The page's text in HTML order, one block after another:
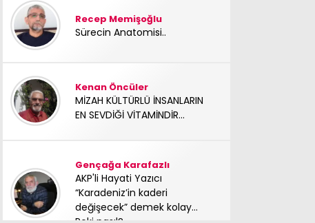
Recep Memişoğlu
Sürecin Anatomisi..
Kenan Öncüler
MİZAH KÜLTÜRLÜ İNSANLARIN
EN SEVDİĞİ VİTAMİNDİR...
Gençağa Karafazlı
AKP'li Hayati Yazıcı
“Karadeniz’in kaderi
değişecek” demek kolay…